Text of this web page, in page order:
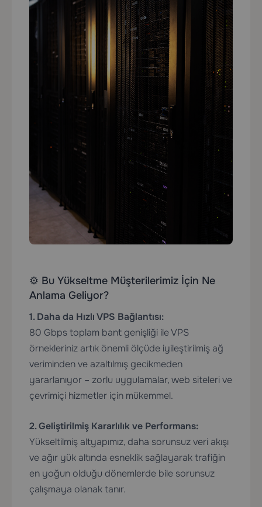
⚙️ Bu Yükseltme Müşterilerimiz İçin Ne
Anlama Geliyor?
1. Daha da Hızlı VPS Bağlantısı:
80 Gbps toplam bant genişliği ile VPS
örnekleriniz artık önemli ölçüde iyileştirilmiş ağ
veriminden ve azaltılmış gecikmeden
yararlanıyor – zorlu uygulamalar, web siteleri ve
çevrimiçi hizmetler için mükemmel.
2. Geliştirilmiş Kararlılık ve Performans:
Yükseltilmiş altyapımız, daha sorunsuz veri akışı
ve ağır yük altında esneklik sağlayarak trafiğin
en yoğun olduğu dönemlerde bile sorunsuz
çalışmaya olanak tanır.